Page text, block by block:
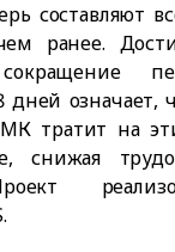
составляют
ранее.
дней означает,
тратит на
снижая